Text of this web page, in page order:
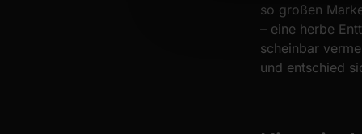
information about your use
other information that
so großen
– eine herbe
scheinbar
und entschied